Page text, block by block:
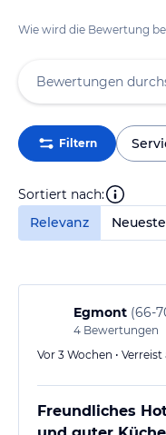
Wie wird die Bewertung
Filtern
Sortiert nach:
Relevanz
Neueste
Egmont (66-
4 Bewertungen
Vor 3 Wochen •
Freundliches